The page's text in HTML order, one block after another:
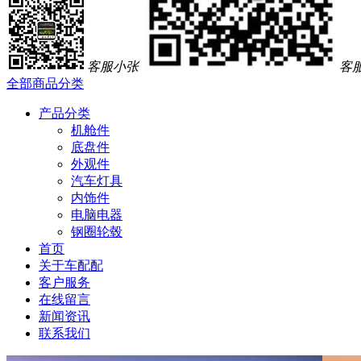
客服小张
客
全部商品分类
产品分类
机舱件
底盘件
外观件
汽车灯具
内饰件
电脑电器
钢圈轮毂
首页
关于车配配
客户服务
在线留言
新闻资讯
联系我们